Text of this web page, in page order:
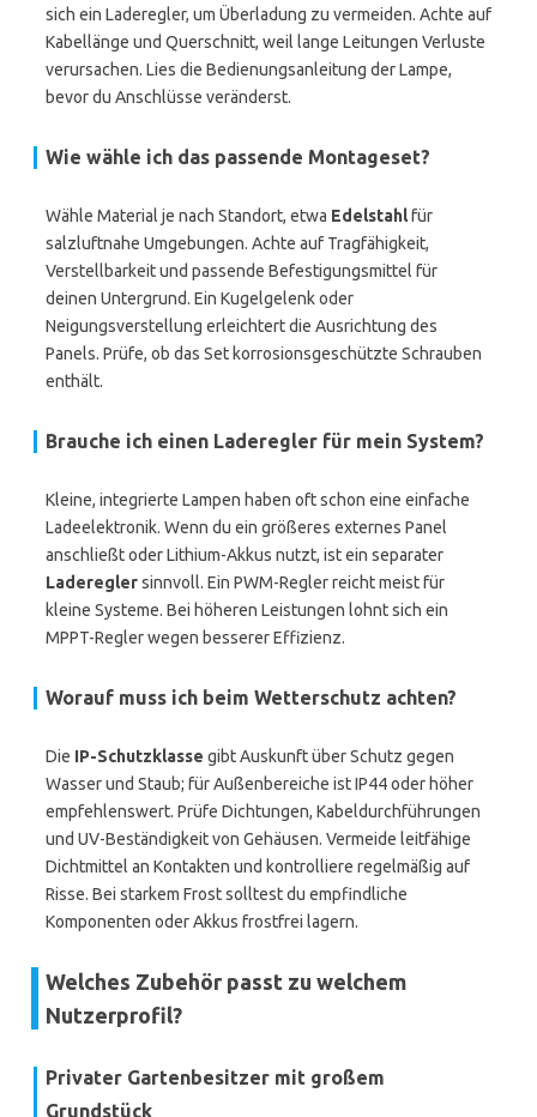
sich ein Laderegler, um Überladung zu vermeiden. Achte auf
Kabellänge und Querschnitt, weil lange Leitungen Verluste
verursachen. Lies die Bedienungsanleitung der Lampe,
bevor du Anschlüsse veränderst.
Wie wähle ich das passende Montageset?
Wähle Material je nach Standort, etwa Edelstahlfür
salzluftnahe Umgebungen. Achte auf Tragfähigkeit,
Verstellbarkeit und passende Befestigungsmittel für
deinen Untergrund. Ein Kugelgelenk oder
Neigungsverstellung erleichtert die Ausrichtung des
Panels. Prüfe, ob das Set korrosionsgeschützte Schrauben
enthält.
Brauche ich einen Laderegler für mein System?
Kleine, integrierte Lampen haben oft schon eine einfache
Ladeelektronik. Wenn du ein größeres externes Panel
anschließt oder Lithium-Akkus nutzt, ist ein separater
Ladereglersinnvoll. Ein PWM-Regler reicht meist für
kleine Systeme. Bei höheren Leistungen lohnt sich ein
MPPT-Regler wegen besserer Effizienz.
Worauf muss ich beim Wetterschutz achten?
Die IP-Schutzklasse gibt Auskunft über Schutz gegen
Wasser und Staub; für Außenbereiche ist IP44 oder höher
empfehlenswert. Prüfe Dichtungen, Kabeldurchführungen
und UV-Beständigkeit von Gehäusen. Vermeide leitfähige
Dichtmittel an Kontakten und kontrolliere regelmäßig auf
Risse. Bei starkem Frost solltest du empfindliche
Komponenten oder Akkus frostfrei lagern.
Welches Zubehör passt zu welchem
Nutzerprofil?
Privater Gartenbesitzer mit großem
Grundstück